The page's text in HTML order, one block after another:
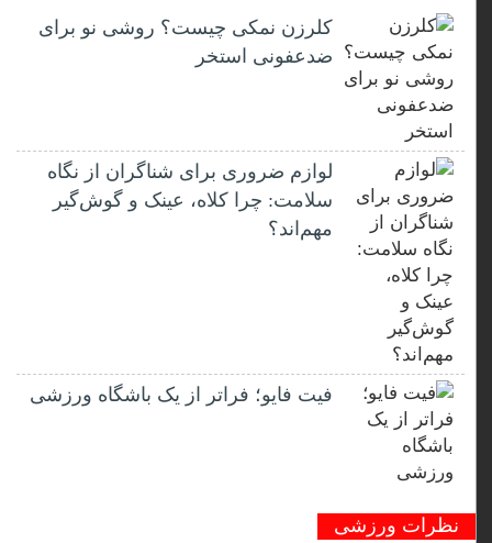
کلرزن نمکی چیست؟ روشی نو برای
ضدعفونی استخر
لوازم ضروری برای شناگران از نگاه
سلامت: چرا کلاه، عینک و گوش‌گیر
مهم‌اند؟
فیت ‌فایو؛ فراتر از یک باشگاه ورزشی
نظرات ورزشی